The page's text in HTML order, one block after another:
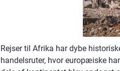
Rejser til Afrika har dybe
handelsruter, hvor europæiske